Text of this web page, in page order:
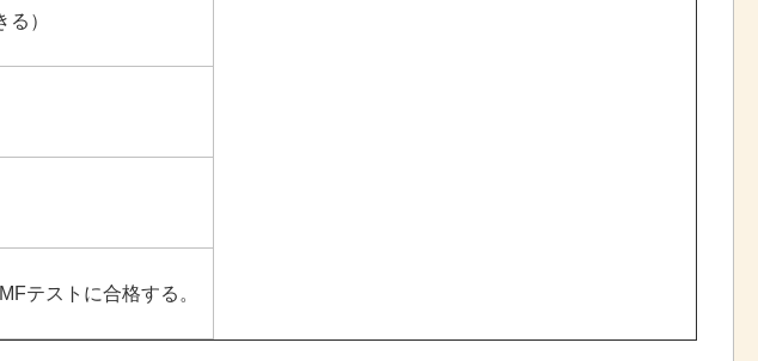
）
テストに合格する。